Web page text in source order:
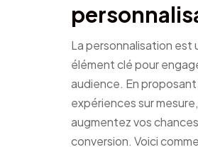
La personnalisation est
élément clé pour
audience. En
expériences sur
augmentez vos
conversion. Voici